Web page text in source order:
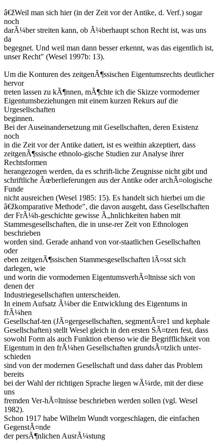
â€žWeil man sich hier (in der Zeit vor der Antike, d. Verf.) sogar
noch
darÃ¼ber streiten kann, ob Ã¼berhaupt schon Recht ist, was uns
da
begegnet. Und weil man dann besser erkennt, was das eigentlich ist,
unser Recht" (Wesel 1997b: 13).
Um die Konturen des zeitgenÃ¶ssischen Eigentumsrechts deutlicher
hervor
treten lassen zu kÃ¶nnen, mÃ¶chte ich die Skizze vormoderner
Eigentumsbeziehungen mit einem kurzen Rekurs auf die
Urgesellschaften
beginnen.
Bei der Auseinandersetzung mit Gesellschaften, deren Existenz
noch
in die Zeit vor der Antike datiert, ist es weithin akzeptiert, dass
zeitgenÃ¶ssische ethnolo-gische Studien zur Analyse ihrer
Rechtsformen
herangezogen werden, da es schrift-liche Zeugnisse nicht gibt und
schriftliche Ãœberlieferungen aus der Antike oder archÃ¤ologische
Funde
nicht ausreichen (Wesel 1985: 15). Es handelt sich hierbei um die
â€žkomparative Methode", die davon ausgeht, dass Gesellschaften
der FrÃ¼h-geschichte gewisse Ã„hnlichkeiten haben mit
Stammesgesellschaften, die in unse-rer Zeit von Ethnologen
beschrieben
worden sind. Gerade anhand von vor-staatlichen Gesellschaften
oder
eben zeitgenÃ¶ssischen Stammesgesellschaften lÃ¤sst sich
darlegen, wie
und worin die vormodernen EigentumsverhÃ¤ltnisse sich von
denen der
Industriegesellschaften unterscheiden.
In einem Aufsatz Ã¼ber die Entwicklung des Eigentums in
frÃ¼hen
Gesellschaf-ten (JÃ¤gergesellschaften, segmentÃ¤re1 und kephale
Gesellschaften) stellt Wesel gleich in den ersten SÃ¤tzen fest, dass
sowohl Form als auch Funktion ebenso wie die Begrifflichkeit von
Eigentum in den frÃ¼hen Gesellschaften grundsÃ¤tzlich unter-
schieden
sind von der modernen Gesellschaft und dass daher das Problem
bereits
bei der Wahl der richtigen Sprache liegen wÃ¼rde, mit der diese
uns
fremden Ver-hÃ¤ltnisse beschrieben werden sollen (vgl. Wesel
1982).
Schon 1917 habe Wilhelm Wundt vorgeschlagen, die einfachen
GegenstÃ¤nde
der persÃ¶nlichen AusrÃ¼stung